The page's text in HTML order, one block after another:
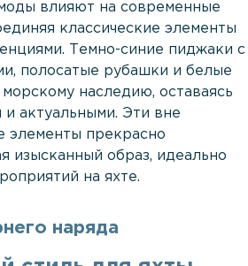
влияют на современные
классические элементы
Темно-синие пиджаки с
полосатые рубашки и белые
наследию, оставаясь
актуальными. Эти вне
элементы прекрасно
изысканный образ, идеально
на яхте.
наряда